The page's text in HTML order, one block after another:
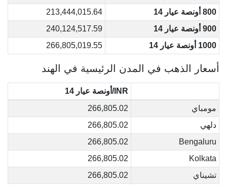
800 أونصة عيار 14
213,444,015.64
900 أونصة عيار 14
240,124,517.59
1000 أونصة عيار 14
266,805,019.55
أسعار الذهب في المدن الرئيسية في الهند
INR/أونصة عيار 14
مومباي
266,805.02
دلهي
266,805.02
Bengaluru
266,805.02
Kolkata
266,805.02
تشيناي
266,805.02